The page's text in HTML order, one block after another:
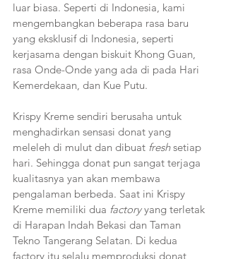
luar biasa. Seperti di Indonesia, kami
mengembangkan beberapa rasa baru
yang eksklusif di Indonesia, seperti
kerjasama dengan biskuit Khong Guan,
rasa Onde-Onde yang ada di pada Hari
Kemerdekaan, dan Kue Putu.
Krispy Kreme sendiri berusaha untuk
menghadirkan sensasi donat yang
meleleh di mulut dan dibuat fresh setiap
hari. Sehingga donat pun sangat terjaga
kualitasnya yan akan membawa
pengalaman berbeda. Saat ini Krispy
Kreme memiliki dua factory yang terletak
di Harapan Indah Bekasi dan Taman
Tekno Tangerang Selatan. Di kedua
factory itu selalu memproduksi donat